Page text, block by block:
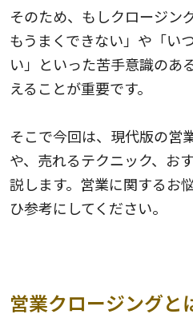
そのため、もしクロージン
もうまくできない」や「い
い」といった苦手意識のあ
えることが重要です。
そこで今回は、現代版の営
や、売れるテクニック、お
説します。営業に関するお
ひ参考にしてください。
営業クロージングと